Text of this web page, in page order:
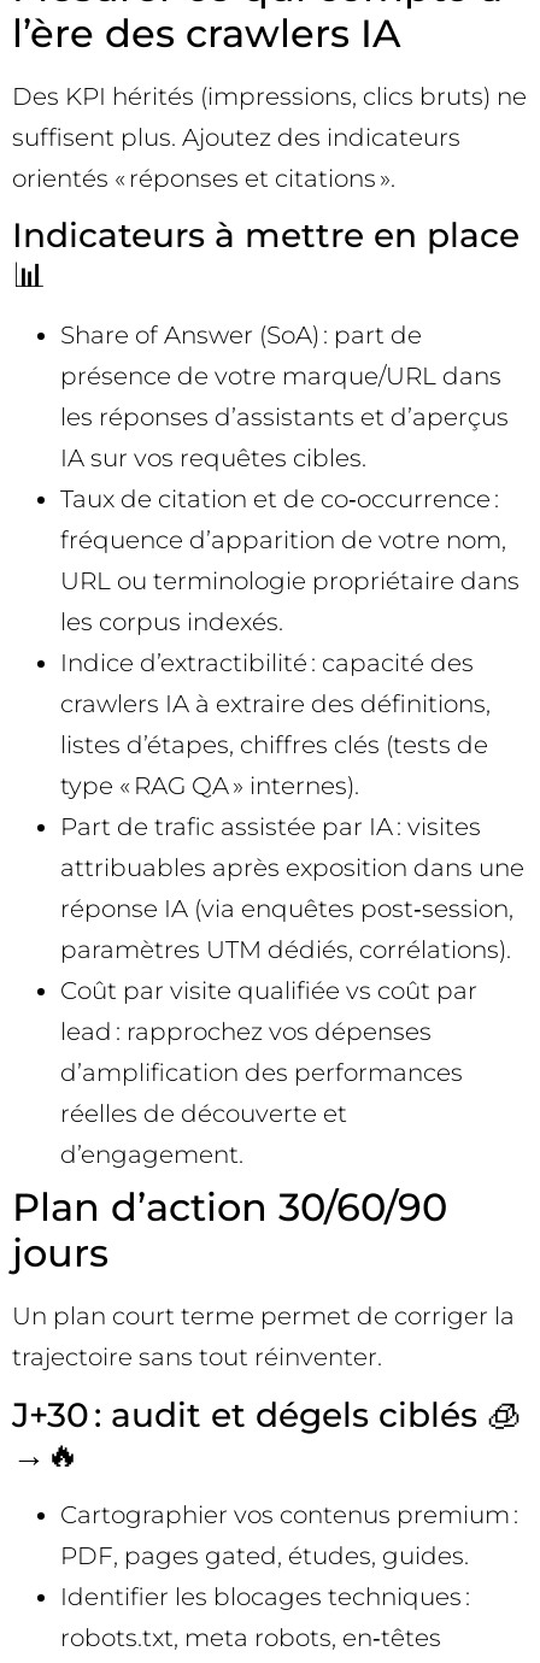
l’ère des crawlers IA
Des KPI hérités (impressions, clics bruts) ne
suffisent plus. Ajoutez des indicateurs
orientés « réponses et citations ».
Indicateurs à mettre en place
📊
Share of Answer (SoA) : part de
présence de votre marque/URL dans
les réponses d’assistants et d’aperçus
IA sur vos requêtes cibles.
Taux de citation et de co‑occurrence :
fréquence d’apparition de votre nom,
URL ou terminologie propriétaire dans
les corpus indexés.
Indice d’extractibilité : capacité des
crawlers IA à extraire des définitions,
listes d’étapes, chiffres clés (tests de
type « RAG QA » internes).
Part de trafic assistée par IA : visites
attribuables après exposition dans une
réponse IA (via enquêtes post‑session,
paramètres UTM dédiés, corrélations).
Coût par visite qualifiée vs coût par
lead : rapprochez vos dépenses
d’amplification des performances
réelles de découverte et
d’engagement.
Plan d’action 30/60/90
jours
Un plan court terme permet de corriger la
trajectoire sans tout réinventer.
J+30 : audit et dégels ciblés 🧊
→🔥
Cartographier vos contenus premium :
PDF, pages gated, études, guides.
Identifier les blocages techniques :
robots.txt, meta robots, en‑têtes